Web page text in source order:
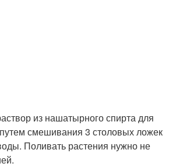
из нашатырного спирта для
смешивания 3 столовых ложек
Поливать растения нужно не